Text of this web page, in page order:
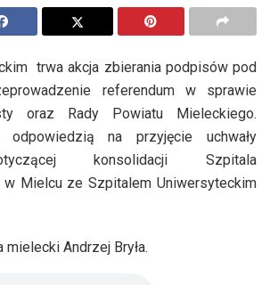
trwa akcja zbierania podpisów pod
referendum w sprawie
oraz Rady Powiatu Mieleckiego.
na przyjęcie uchwały
konsolidacji Szpitala
Mielcu ze Szpitalem Uniwersyteckim
Andrzej Bryła.